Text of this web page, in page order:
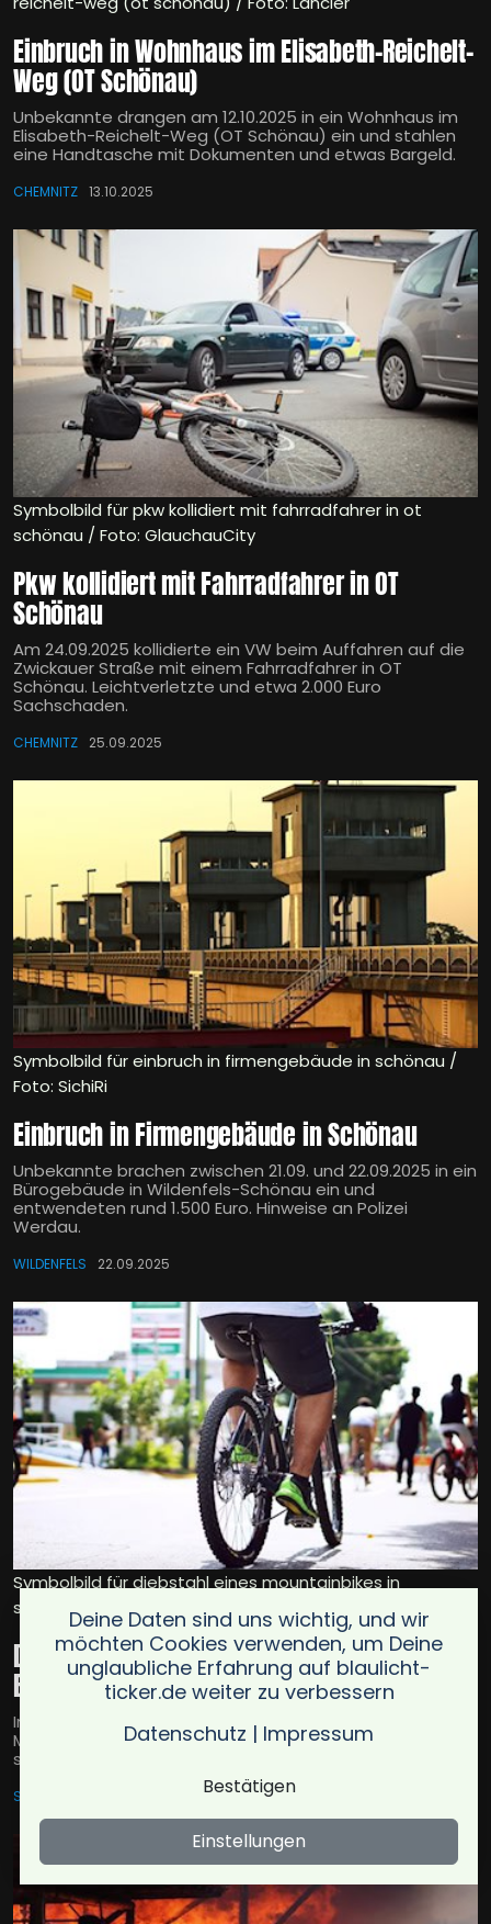
Einbruch in Wohnhaus im Elisabeth-Reichelt-
Weg (OT Schönau)
Unbekannte drangen am 12.10.2025 in ein Wohnhaus im
Elisabeth-Reichelt-Weg (OT Schönau) ein und stahlen
eine Handtasche mit Dokumenten und etwas Bargeld.
CHEMNITZ 13.10.2025
Symbolbild für pkw kollidiert mit fahrradfahrer in ot
schönau / Foto: GlauchauCity
Pkw kollidiert mit Fahrradfahrer in OT
Schönau
Am 24.09.2025 kollidierte ein VW beim Auffahren auf die
Zwickauer Straße mit einem Fahrradfahrer in OT
Schönau. Leichtverletzte und etwa 2.000 Euro
Sachschaden.
CHEMNITZ 25.09.2025
Symbolbild für einbruch in firmengebäude in schönau /
Foto: SichiRi
Einbruch in Firmengebäude in Schönau
Unbekannte brachen zwischen 21.09. und 22.09.2025 in ein
Bürogebäude in Wildenfels-Schönau ein und
entwendeten rund 1.500 Euro. Hinweise an Polizei
Werdau.
WILDENFELS 22.09.2025
Symbolbild für diebstahl eines mountainbikes in
schönau-berzdorf / Foto: Pexels
Diebstahl eines Mountainbikes in Schönau-
Berzdorf
In Schönau-Berzdorf wurde ein neon-grünes Cube-
Mountainbike im Wert von ca. 900 Euro gestohlen. Polizei
sicherte Spuren; Ermittlungen laufen.
SCHÖNAU-BERZDORF 22.09.2025
Deine Daten sind uns wichtig, und wir
möchten Cookies verwenden, um Deine
unglaubliche Erfahrung auf blaulicht-
ticker.de weiter zu verbessern
Datenschutz | Impressum
Bestätigen
Einstellungen